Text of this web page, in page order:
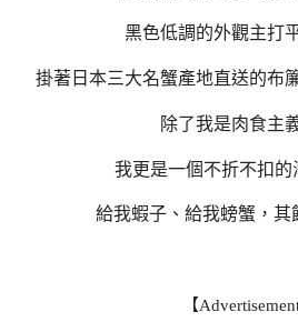
黑色低調的外觀主打
掛著日本三大名蟹產地直送的布
除了我是肉食主
我更是一個不折不扣的
給我蝦子、給我螃蟹，其
【Advertisement